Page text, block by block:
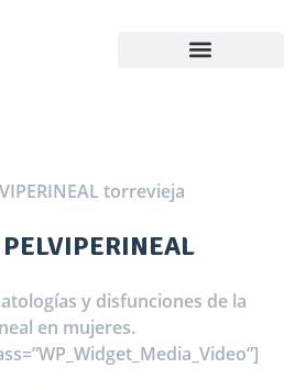
y disfunciones de la
en mujeres.